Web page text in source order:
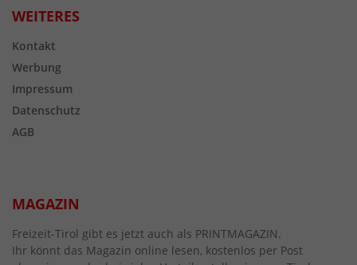
WEITERES
Kontakt
Werbung
Impressum
Datenschutz
AGB
MAGAZIN
Freizeit-Tirol gibt es jetzt auch als PRINTMAGAZIN.
Ihr könnt das Magazin online lesen, kostenlos per Post